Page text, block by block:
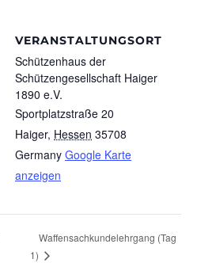
VERANSTALTUNGSORT
Schützenhaus der
Schützengesellschaft Haiger
1890 e.V.
Sportplatzstraße 20
Haiger, Hessen 35708
Germany Google Karte
anzeigen
Waffensachkundelehrgang (Tag
1)